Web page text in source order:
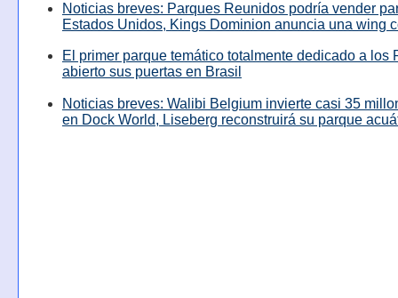
Noticias breves: Parques Reunidos podría vender
Estados Unidos, Kings Dominion anuncia una wing
El primer parque temático totalmente dedicado a los
abierto sus puertas en Brasil
Noticias breves: Walibi Belgium invierte casi 35
en Dock World, Liseberg reconstruirá su parque